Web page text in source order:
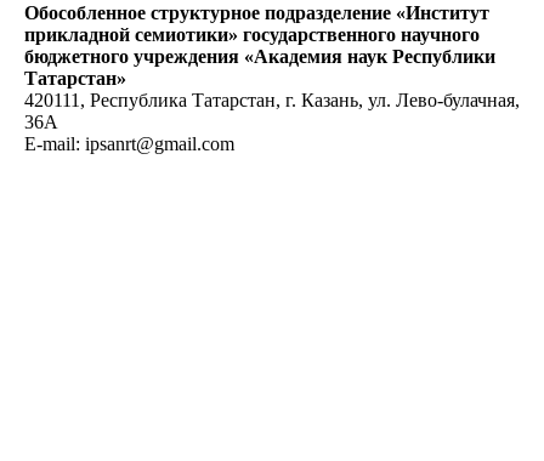
Обособленное структурное подразделение «Институт
прикладной семиотики» государственного научного
бюджетного учреждения «Академия наук Республики
Татарстан»
420111 , Республика Татарстан, г. Казань, ул. Лево-булачная,
36А
E-mail: ipsanrt@gmail.com